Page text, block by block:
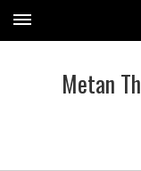
Metan